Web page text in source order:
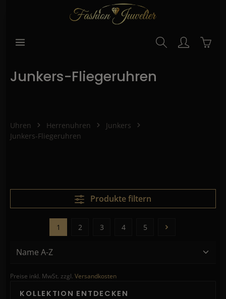
Junkers-Fliegeruhren
Uhren Herrenuhren
Junkers
Junkers-Fliegeruhren
Produkte filtern
1 2 3 4 5
Preise inkl. MwSt. zzgl. Versandkosten
KOLLEKTION ENTDECKEN